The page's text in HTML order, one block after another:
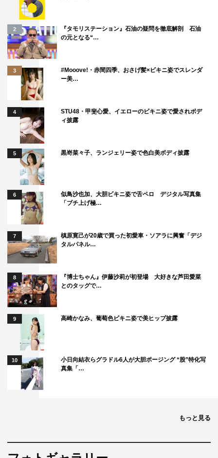
和田：僕は最初から全員知っていたので安心した状態で現
場に入ることができ、すごくやりやすかったです。でもや
っぱり徹くんとのBLシーンが多かったのが印象的です。
大げんかのシーンを撮影した後にBLシーンを撮影したん
抵抗があると思うんですけど、その時、なぜかけんかより
BLの方がしっくりなって思って（笑）
一同 ：（笑）
和田颯
和田：この感情あってる
のかなって不安になった
ところはありましたね
（笑）普段けんかの方が
しないので。そう思った
ら、なんかBLシーンの方
がいつもの関係に近いん
た（笑）
◆撮影の裏話や、撮影の
合間にしていたことはあ
りますか？
：（笑）
敦貴 ：いや本当にうれしいです。僕に携わってくれて。
一同：（笑）
：敦貴は結構どこに行ってもいじられ役のキャラなん
敦貴 ：皆さん、本当に優しいんですよ。
2
『タモリステーション』石油の疑問を徹底解剖 石油
の元となる“…
3
#Mooove!・赤間四季、おさげ髪×ビキニ姿でスレンダ
ー美…
4
STU48・甲斐心愛、イエローのビキニ姿で愛されボデ
ィ披露
5 黒嵜菜々子、ランジェリー姿で色白美ボディ披露
6
似鳥沙也加、大胆ビキニ姿で舌ペロ デジタル写真集
「ブチ上げ極…
7
槙原寛己が20歳で買った初愛車・ソアラに興奮「デジ
タルパネル…
8
『博士ちゃん』伊藤沙莉が初登場 大好きな芦田愛菜
とのタッグで…
9 高崎かなみ、葡萄色ビキニ姿で美ヒップ披露
10
小日向結衣らグラドル6人が大胆ポージング “股”特化写
真集「…
もっと見る